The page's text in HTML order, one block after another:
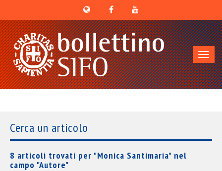
Cerca un articolo
8 articoli trovati per "Monica Santimaria" nel
campo "Autore"